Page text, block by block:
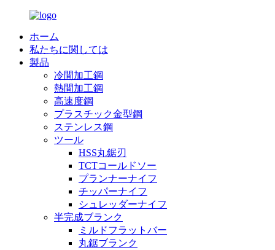
ホーム
私たちに関しては
製品
冷間加工鋼
熱間加工鋼
高速度鋼
プラスチック金型鋼
ステンレス鋼
ツール
HSS丸鋸刃
TCTコールドソー
プランナーナイフ
チッパーナイフ
シュレッダーナイフ
半完成ブランク
ミルドフラットバー
丸鋸ブランク